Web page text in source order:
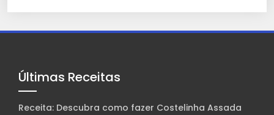
Últimas Receitas
Receita: Descubra como fazer Costelinha Assada